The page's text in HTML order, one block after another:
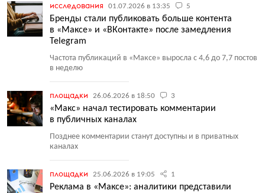
исследования 01.07.2026 в 13:35 5
Бренды стали публиковать больше контента
в «Максе» и «ВКонтакте» после замедления
Telegram
Частота публикаций в «Максе» выросла с 4,6 до 7,7 постов
в неделю
площадки 26.06.2026 в 18:50 3
«Макс» начал тестировать комментарии
в публичных каналах
Позднее комментарии станут доступны и в приватных
каналах
площадки 25.06.2026 в 19:05 1
Реклама в «Максе»: аналитики представили